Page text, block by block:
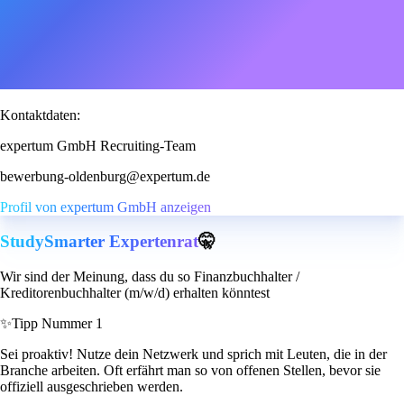
Kontaktdaten:
expertum GmbH Recruiting-Team
bewerbung-oldenburg@expertum.de
Profil von expertum GmbH anzeigen
StudySmarter Expertenrat🤫
Wir sind der Meinung, dass du so Finanzbuchhalter /
Kreditorenbuchhalter (m/w/d) erhalten könntest
✨Tipp Nummer 1
Sei proaktiv! Nutze dein Netzwerk und sprich mit Leuten, die in der
Branche arbeiten. Oft erfährt man so von offenen Stellen, bevor sie
offiziell ausgeschrieben werden.